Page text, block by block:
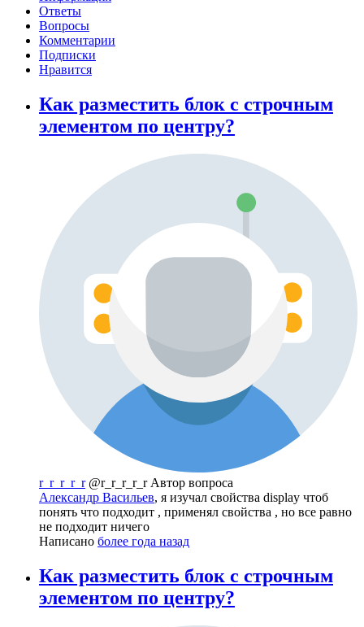
Ответы
Вопросы
Комментарии
Подписки
Нравится
Как разместить блок с строчным
элементом по центру?
r_r_r_r_r @r_r_r_r_r Автор вопроса
Александр Васильев, я изучал свойства display чтоб
понять что подходит , применял свойства , но все равно
не подходит ничего
Написано более года назад
Как разместить блок с строчным
элементом по центру?